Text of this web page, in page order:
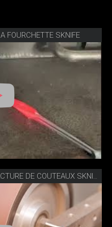
FOURCHETTE SKNIFE
VIDÉO APERÇU DE LA MANUFACTURE DE COUTEAUX SKNIFE BIENNE